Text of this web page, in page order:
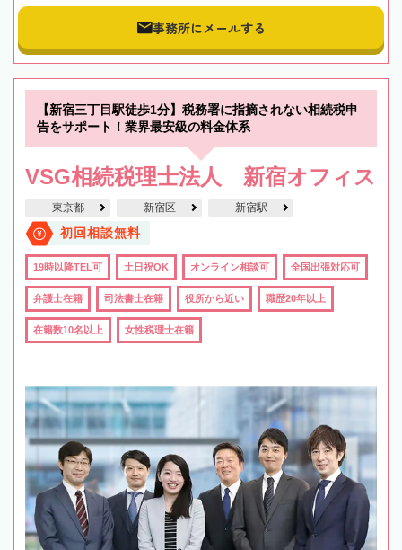
事務所にメールする
【新宿三丁目駅徒歩1分】税務署に指摘されない相続税申
告をサポート！業界最安級の料金体系
VSG相続税理士法人 新宿オフィス
東京都 新宿区 新宿駅
初回相談無料
19時以降TEL可 土日祝OK オンライン相談可 全国出張対応可
弁護士在籍 司法書士在籍 役所から近い 職歴20年以上
在籍数10名以上 女性税理士在籍